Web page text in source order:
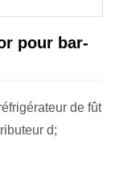
pour bar-
de fût
d;